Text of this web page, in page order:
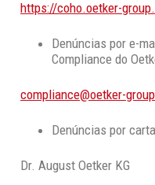
https://coho.oetker-
Denúncias por e-
Compliance do
compliance@oetker-
Denúncias por
Dr. August Oetker KG